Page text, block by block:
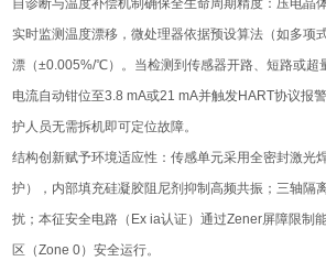
自诊断与温度补偿机制确保全生命周期精度：压电晶
实时监测温度漂移，微处理器依据预设算法（如多项
漂（±0.005%/℃）。当检测到传感器开路、短路或超
电流自动钳位至3.8 mA或21 mA并触发HART协议报
护人员无需拆机即可定位故障。
结构创新赋予环境适应性：传感单元采用全密封激光
护），内部填充硅凝胶阻尼剂抑制高频共振；三轴隔
扰；本征安全电路（Ex ia认证）通过Zener屏障限制
区（Zone 0）安全运行。